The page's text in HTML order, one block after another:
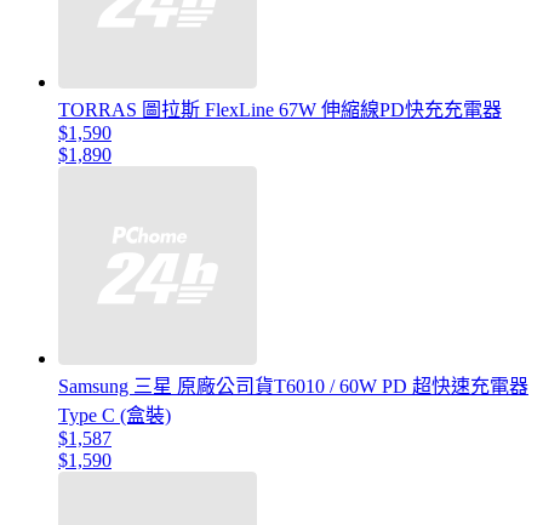
TORRAS 圖拉斯 FlexLine 67W 伸縮線PD快充充電器
$1,590
$1,890
Samsung 三星 原廠公司貨T6010 / 60W PD 超快速充電器
Type C (盒裝)
$1,587
$1,590